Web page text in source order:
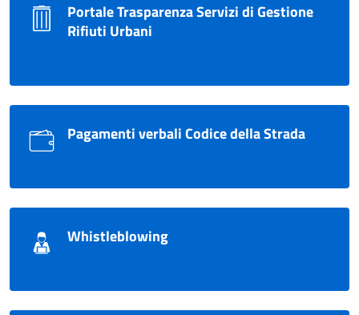
Portale Trasparenza Servizi di Gestione
Rifiuti Urbani
Pagamenti verbali Codice della Strada
Whistleblowing